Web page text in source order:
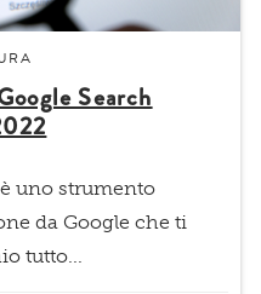
Search
uno strumento
da Google che ti
tutto...